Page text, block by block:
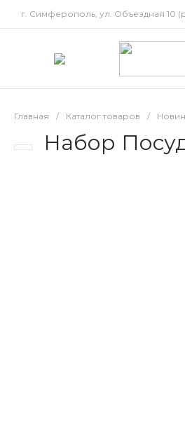
г. Симферополь, ул. Объездная 10
Главная / Каталог товаров /
Набор